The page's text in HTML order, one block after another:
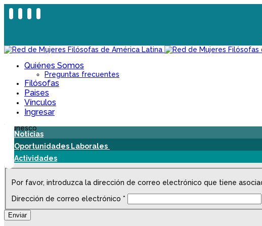
Quiénes Somos
Preguntas frecuentes
Filósofas
Paises
Vínculos
Ingresar
Noticias
Oportunidades Laborales
Actividades
Por favor, introduzca la dirección de correo electrónico que tiene
Dirección de correo electrónico *
Enviar